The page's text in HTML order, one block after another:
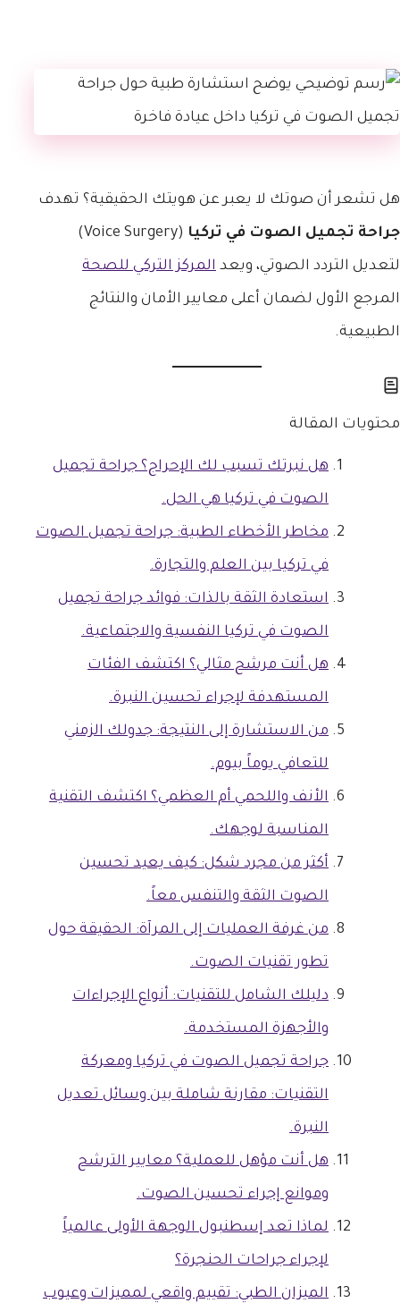
هل تشعر أن صوتك لا يعبر عن هويتك الحقيقية؟ تهدف
جراحة تجميل الصوت في تركيا (Voice Surgery)
لتعديل التردد الصوتي، ويعد المركز التركي للصحة
المرجع الأول لضمان أعلى معايير الأمان والنتائج
الطبيعية.
محتويات المقالة
هل نبرتك تسبب لك الإحراج؟ جراحة تجميل
الصوت في تركيا هي الحل.
مخاطر الأخطاء الطبية: جراحة تجميل الصوت
في تركيا بين العلم والتجارة.
استعادة الثقة بالذات: فوائد جراحة تجميل
الصوت في تركيا النفسية والاجتماعية.
هل أنت مرشح مثالي؟ اكتشف الفئات
المستهدفة لإجراء تحسين النبرة.
من الاستشارة إلى النتيجة: جدولك الزمني
للتعافي يوماً بيوم.
الأنف واللحمي أم العظمي؟ اكتشف التقنية
المناسبة لوجهك.
أكثر من مجرد شكل: كيف يعيد تحسين
الصوت الثقة والتنفس معاً.
من غرفة العمليات إلى المرآة: الحقيقة حول
تطور تقنيات الصوت.
دليلك الشامل للتقنيات: أنواع الإجراءات
والأجهزة المستخدمة.
جراحة تجميل الصوت في تركيا ومعركة
التقنيات: مقارنة شاملة بين وسائل تعديل
النبرة.
هل أنت مؤهل للعملية؟ معايير الترشح
وموانع إجراء تحسين الصوت.
لماذا تعد إسطنبول الوجهة الأولى عالمياً
لإجراء جراحات الحنجرة؟
الميزان الطبي: تقييم واقعي لمميزات وعيوب